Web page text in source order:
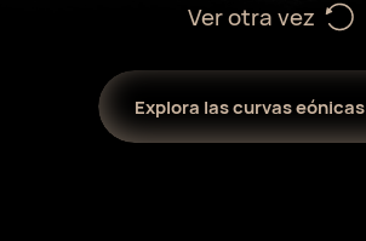
Ver otra vez
Explora las curvas eónicas